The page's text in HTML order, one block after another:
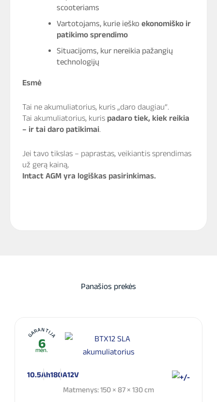
scooteriams
Vartotojams, kurie ieško ekonomiško ir
patikimo sprendimo
Situacijoms, kur nereikia pažangių
technologijų
Esmė
Tai ne akumuliatorius, kuris „daro daugiau“.
Tai akumuliatorius, kuris padaro tiek, kiek reikia
– ir tai daro patikimai.
Jei tavo tikslas – paprastas, veikiantis sprendimas
už gerą kainą,
Intact AGM yra logiškas pasirinkimas.
Panašios prekės
GARANTIJA
6
mėn.
10.5Ah180A12V
Matmenys: 150 × 87 × 130 cm